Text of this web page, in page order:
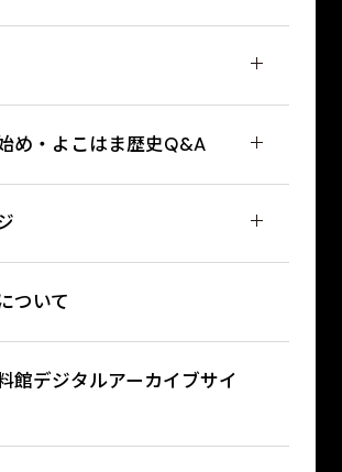
め・よこはま歴史Q&A
ついて
館デジタルアーカイブサイ